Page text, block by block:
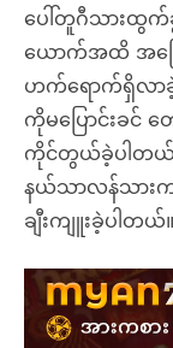
ပေါ်တူဂီသားထွက်
ယောက်အထိ အပြ
ဟက်ရောက်ရှိလာခဲ့
ကိုမပြောင်းခင်
ကိုင်တွယ်ခဲ့ပါတယ်
နယ်သာလန်သား
ချီးကျူးခဲ့ပါတယ်။